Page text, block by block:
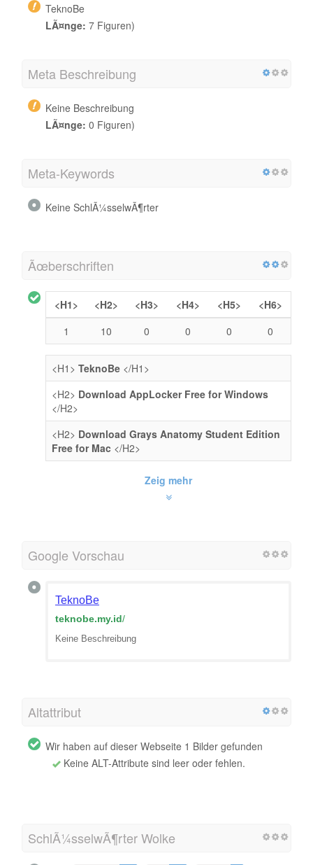
TeknoBe
LÃ¤nge: 7 Figuren)
Meta Beschreibung
Keine Beschreibung
LÃ¤nge: 0 Figuren)
Meta-Keywords
Keine SchlÃ¼sselwÃ¶rter
Ãœberschriften
<H1> <H2> <H3> <H4> <H5>
<H6>
1
10 0 0 0 0
<H1> TeknoBe </H1>
<H2> Download AppLocker Free for Windows
</H2>
<H2> Download Grays Anatomy Student Edition
Free for Mac </H2>
Zeig mehr
Google Vorschau
TeknoBe
teknobe.my.id/
Keine Beschreibung
Altattribut
Wir haben auf dieser Webseite 1 Bilder gefunden
Keine ALT-Attribute sind leer oder fehlen.
SchlÃ¼sselwÃ¶rter Wolke